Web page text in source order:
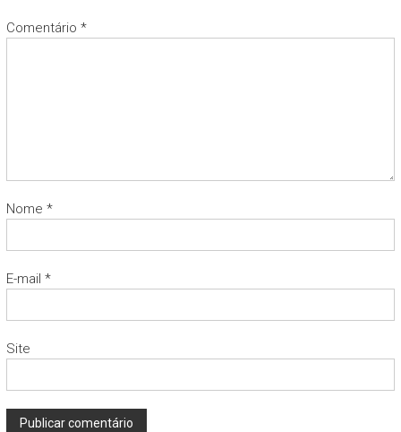
Comentário *
Nome *
E-mail *
Site